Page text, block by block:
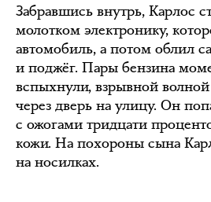
Забравшись внутрь, Карлос
молотком электронику,
автомобиль, а потом облил
и поджёг. Пары бензина
вспыхнули, взрывной
через дверь на улицу. Он
с ожогами тридцати
кожи. На похороны сына
на носилках.